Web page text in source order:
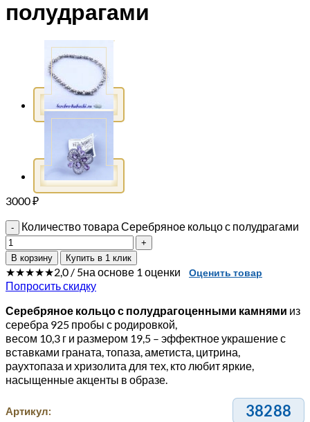
полудрагами
3000₽
Количество товара Серебряное кольцо с полудрагами
В корзину Купить в 1 клик
★★★★★2,0 / 5на основе 1 оценки Оценить товар
Попросить скидку
Серебряное кольцо с полудрагоценными камнями из
серебра 925 пробы с родировкой,
весом 10,3 г и размером 19,5 – эффектное украшение с
вставками граната, топаза, аметиста, цитрина,
раухтопаза и хризолита для тех, кто любит яркие,
насыщенные акценты в образе.
Артикул: 38288